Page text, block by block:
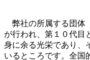
弊社の所属する団体
が行われ、第１０代目
身に余る光栄であり、
いるところです。全国